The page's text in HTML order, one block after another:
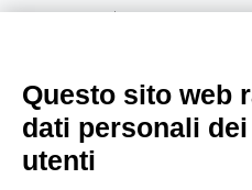
Investi con Italianway
Diventa Partner
Italianway Academy
OSPITI
Questo sito web
dati personali
utenti